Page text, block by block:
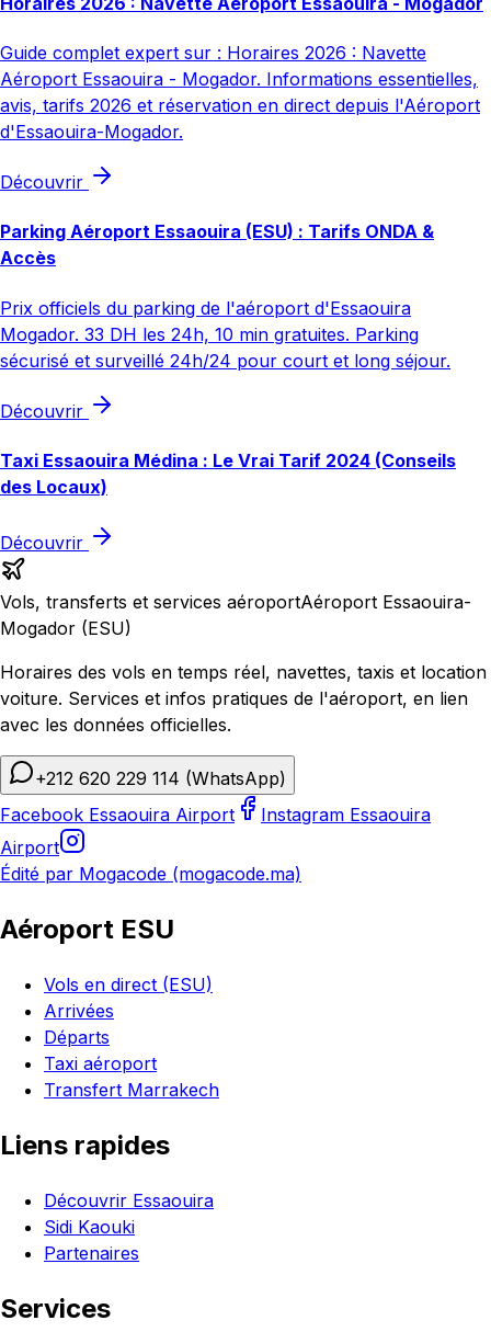
Guide complet expert sur : Horaires 2026 : Navette
Aéroport Essaouira - Mogador. Informations essentielles,
avis, tarifs 2026 et réservation en direct depuis l'Aéroport
d'Essaouira-Mogador.
Découvrir
Parking Aéroport Essaouira (ESU) : Tarifs ONDA &
Accès
Prix officiels du parking de l'aéroport d'Essaouira
Mogador. 33 DH les 24h, 10 min gratuites. Parking
sécurisé et surveillé 24h/24 pour court et long séjour.
Découvrir
Taxi Essaouira Médina : Le Vrai Tarif 2024 (Conseils
des Locaux)
Découvrir
Vols, transferts et services aéroportAéroport Essaouira-
Mogador (ESU)
Horaires des vols en temps réel, navettes, taxis et location
voiture. Services et infos pratiques de l'aéroport, en lien
avec les données officielles.
+212 620 229 114 (WhatsApp)
Facebook Essaouira Airport
Instagram Essaouira
Airport
Édité par Mogacode (mogacode.ma)
Aéroport ESU
Vols en direct (ESU)
Arrivées
Départs
Taxi aéroport
Transfert Marrakech
Liens rapides
Découvrir Essaouira
Sidi Kaouki
Partenaires
Services